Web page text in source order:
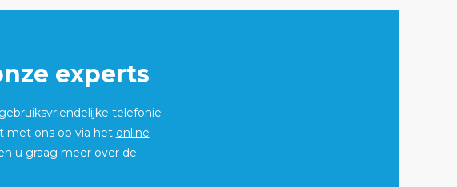
experts
telefonie
met ons op via het online
u graag meer over de